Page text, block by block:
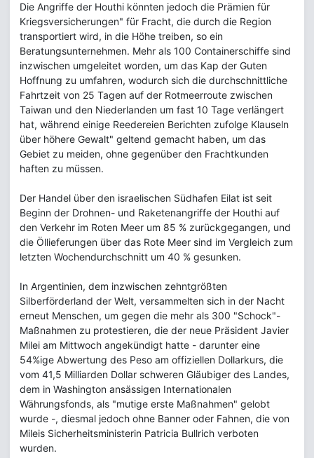
Die Angriffe der Houthi könnten jedoch die Prämien für
Kriegsversicherungen" für Fracht, die durch die Region
transportiert wird, in die Höhe treiben, so ein
Beratungsunternehmen. Mehr als 100 Containerschiffe sind
inzwischen umgeleitet worden, um das Kap der Guten
Hoffnung zu umfahren, wodurch sich die durchschnittliche
Fahrtzeit von 25 Tagen auf der Rotmeerroute zwischen
Taiwan und den Niederlanden um fast 10 Tage verlängert
hat, während einige Reedereien Berichten zufolge Klauseln
über höhere Gewalt" geltend gemacht haben, um das
Gebiet zu meiden, ohne gegenüber den Frachtkunden
haften zu müssen.
Der Handel über den israelischen Südhafen Eilat ist seit
Beginn der Drohnen- und Raketenangriffe der Houthi auf
den Verkehr im Roten Meer um 85 % zurückgegangen, und
die Öllieferungen über das Rote Meer sind im Vergleich zum
letzten Wochendurchschnitt um 40 % gesunken.
In Argentinien, dem inzwischen zehntgrößten
Silberförderland der Welt, versammelten sich in der Nacht
erneut Menschen, um gegen die mehr als 300 "Schock"-
Maßnahmen zu protestieren, die der neue Präsident Javier
Milei am Mittwoch angekündigt hatte - darunter eine
54%ige Abwertung des Peso am offiziellen Dollarkurs, die
vom 41,5 Milliarden Dollar schweren Gläubiger des Landes,
dem in Washington ansässigen Internationalen
Währungsfonds, als "mutige erste Maßnahmen" gelobt
wurde -, diesmal jedoch ohne Banner oder Fahnen, die von
Mileis Sicherheitsministerin Patricia Bullrich verboten
wurden.